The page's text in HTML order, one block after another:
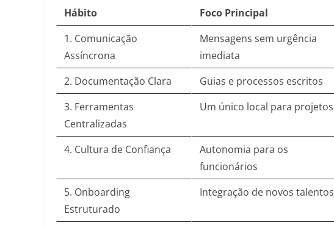
Hábito Foco Principal
1. Comunicação
Assíncrona
Mensagens sem urgência
imediata
2. Documentação Clara
Guias e processos escritos
3. Ferramentas
Centralizadas
Um único local para projetos
4. Cultura de Confiança
Autonomia para os
funcionários
5. Onboarding
Estruturado
Integração de novos talentos